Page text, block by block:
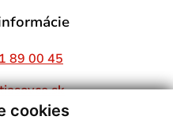
cookies
89 00 45